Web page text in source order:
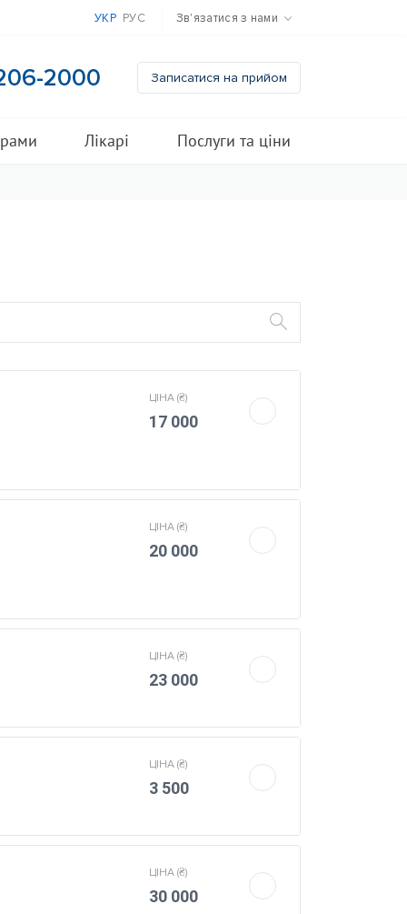
УКР РУС Зв'язатися з нами
2000 Записатися на прийом
Лікарі Послуги та ціни
ЦIНА (₴)
17 000
ЦIНА (₴)
20 000
ЦIНА (₴)
23 000
ЦIНА (₴)
3 500
ЦIНА (₴)
30 000